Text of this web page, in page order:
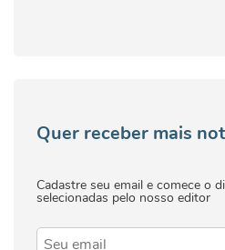
Quer receber mais
Cadastre seu email e comece o
selecionadas pelo nosso editor